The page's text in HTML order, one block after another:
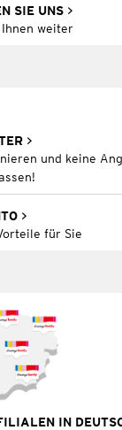
SIE UNS
weiter
und keine
für Sie
IN